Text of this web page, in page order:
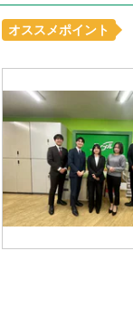
オススメポイント